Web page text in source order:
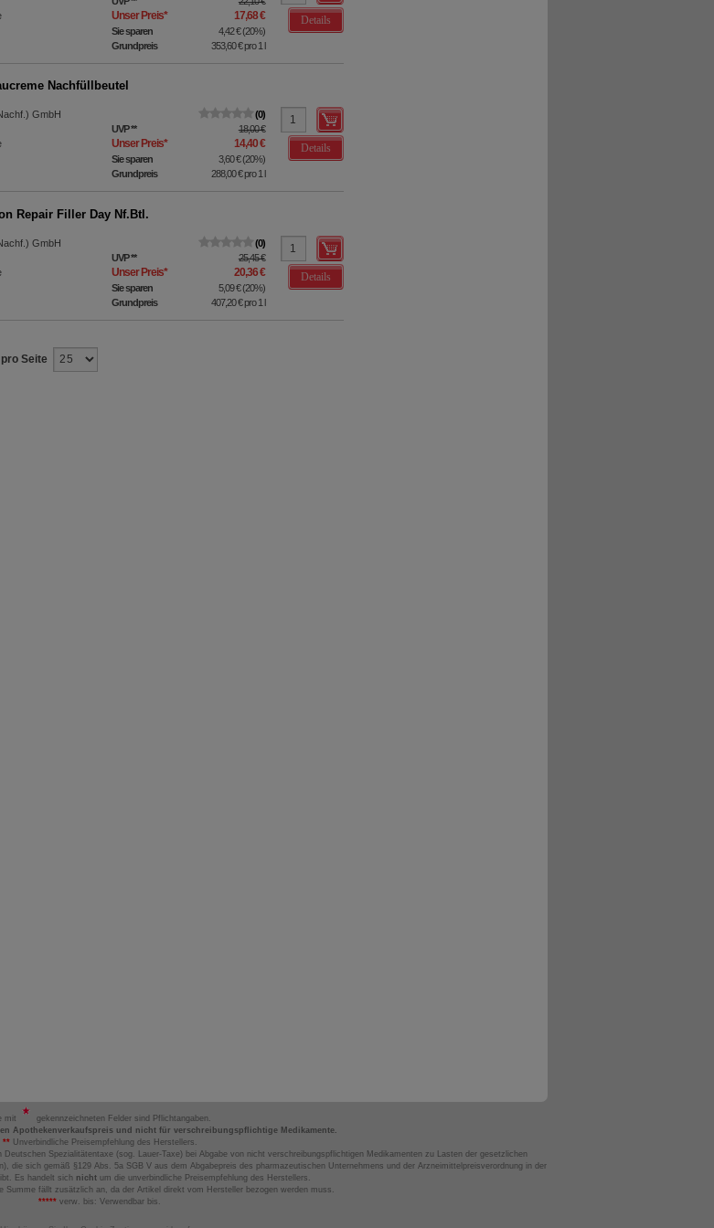
Unser Preis* 17,68 €
Sie sparen 4,42 €(20%)
Grundpreis
353,60 €pro 1 l
Details
Nachfüllbeutel
GmbH
0
UVP** 18,00 €
Unser Preis* 14,40 €
Sie sparen 3,60 €(20%)
Grundpreis
288,00 €pro 1 l
Details
Repair Filler Day Nf.Btl.
GmbH
0
UVP** 25,45 €
Unser Preis* 20,36 €
Sie sparen 5,09 €(20%)
Grundpreis
407,20 €pro 1 l
Details
pro Seite
mit
gekennzeichneten Felder sind Pflichtangaben.
Apothekenverkaufspreis und nicht für verschreibungspflichtige Medikamente.
**Unverbindliche Preisempfehlung des Herstellers.
Spezialitätentaxe (sog. Lauer-Taxe) bei Abgabe von nicht verschreibungspflichtigen Medikamenten zu Lasten der gesetzlichen
die sich gemäß §129 Abs. 5a SGB V aus dem Abgabepreis des pharmazeutischen Unternehmens und der Arzneimittelpreisverordnung in der
Es handelt sich nicht um die unverbindliche Preisempfehlung des Herstellers.
Summe fällt zusätzlich an, da der Artikel direkt vom Hersteller bezogen werden muss.
***** verw. bis: Verwendbar bis.